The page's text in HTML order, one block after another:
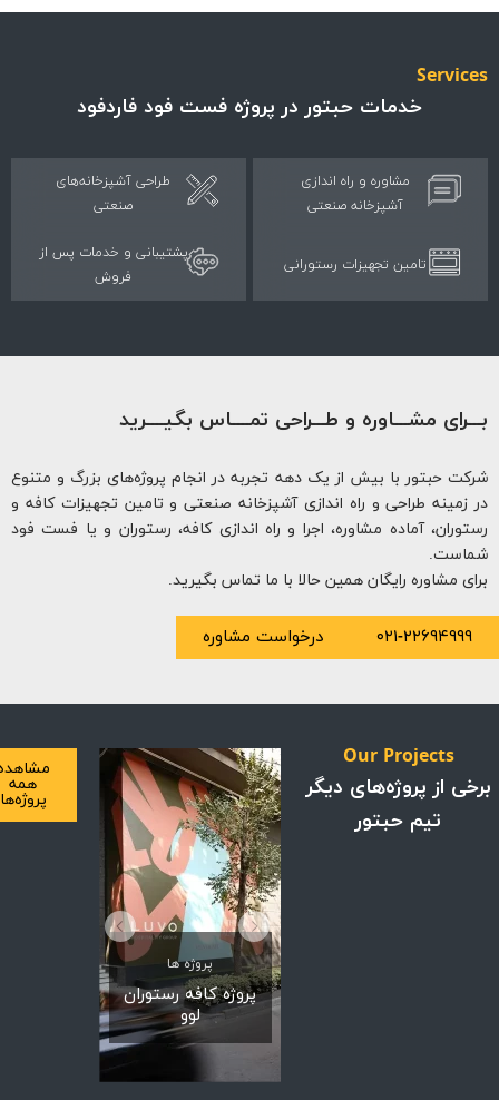
خدمات حبتور در پروژه فست فود فاردفود
مشاوره و راه اندازی
آشپزخانه صنعتی
طراحی آشپزخانه‌های
صنعتی
تامین تجهیزات رستورانی
پشتیبانی و خدمات پس از
فروش
مشـــاوره و طـــراحی تمــــاس بگیــــرید
حبتور با بیش از یک دهه تجربه در انجام پروژه‌های بزرگ و متنوع
طراحی و راه اندازی آشپزخانه صنعتی و تامین تجهیزات کافه و
آماده مشاوره، اجرا و راه اندازی کافه، رستوران و یا فست فود
مشاوره رایگان همین حالا با ما تماس بگیرید.
۲۲۶۹۴۹۹۹ درخواست مشاوره
Our Projects
از پروژه‌های دیگر
تیم حبتور
پروژه ها
پروژه کافه رستوران
لوو
پروژه
مشاهده
پروژه‌ها